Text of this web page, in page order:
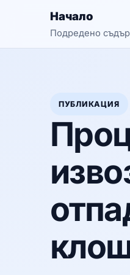
Начало
Подредено
ПУБЛИКАЦИЯ